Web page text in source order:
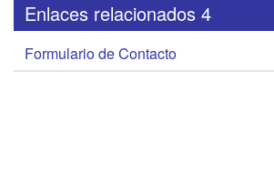
Enlaces relacionados 4
Formulario de Contacto